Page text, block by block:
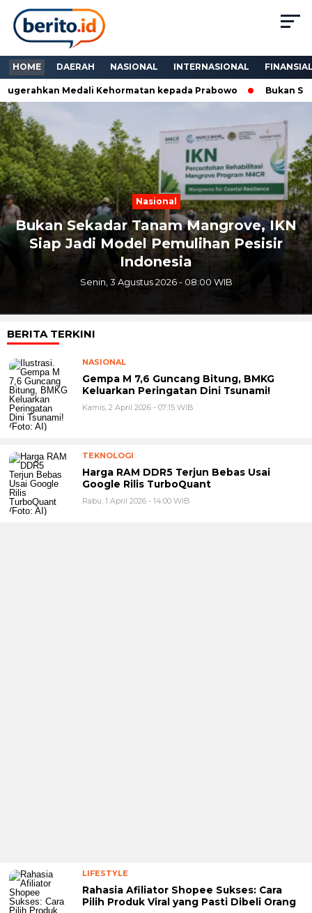
HOME DAERAH NASIONAL INTERNASIONAL
Medali Kehormatan kepada Prabowo Bukan
Nasional
Bukan Sekadar Tanam Mangrove, IKN
Siap Jadi Model Pemulihan Pesisir
Indonesia
Senin, 3 Agustus 2026 - 08:00 WIB
Previous Next
BERITA TERKINI
NASIONAL
Gempa M 7,6 Guncang Bitung, BMKG
Keluarkan Peringatan Dini Tsunami!
Kamis, 2 April 2026 - 07:15 WIB
TEKNOLOGI
Harga RAM DDR5 Terjun Bebas Usai
Google Rilis TurboQuant
Rabu, 1 April 2026 - 14:00 WIB
LIFESTYLE
Rahasia Afiliator Shopee Sukses: Cara
Pilih Produk Viral yang Pasti Dibeli Orang